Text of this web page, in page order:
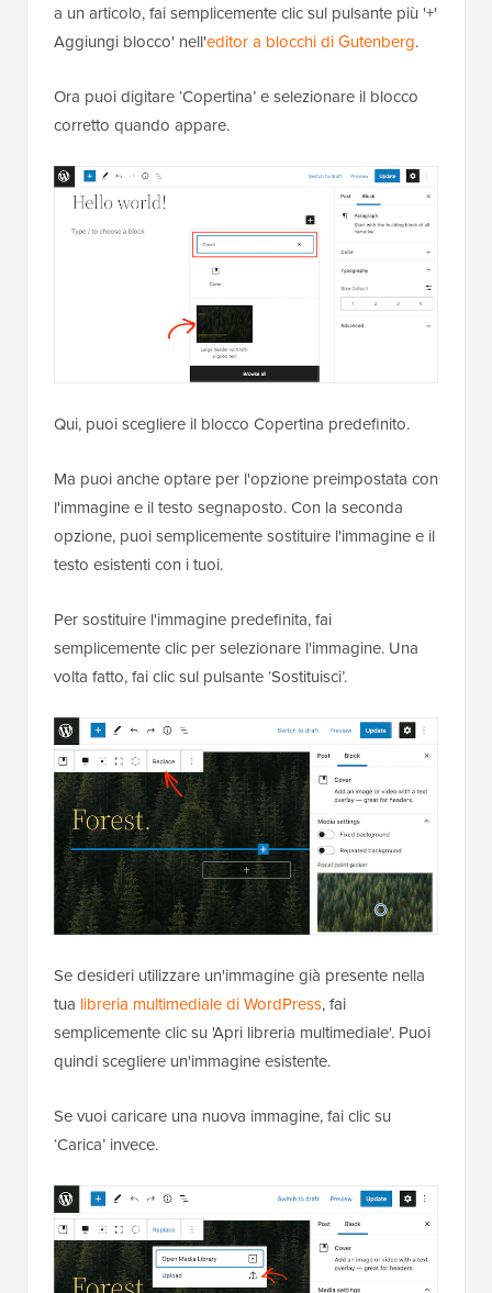
a un articolo, fai semplicemente clic sul pulsante più '+'
Aggiungi blocco' nell'editor a blocchi di Gutenberg.
Ora puoi digitare ‘Copertina’ e selezionare il blocco
corretto quando appare.
Qui, puoi scegliere il blocco Copertina predefinito.
Ma puoi anche optare per l'opzione preimpostata con
l'immagine e il testo segnaposto. Con la seconda
opzione, puoi semplicemente sostituire l'immagine e il
testo esistenti con i tuoi.
Per sostituire l'immagine predefinita, fai
semplicemente clic per selezionare l'immagine. Una
volta fatto, fai clic sul pulsante ‘Sostituisci’.
Se desideri utilizzare un'immagine già presente nella
tua libreria multimediale di WordPress, fai
semplicemente clic su 'Apri libreria multimediale'. Puoi
quindi scegliere un'immagine esistente.
Se vuoi caricare una nuova immagine, fai clic su
‘Carica’ invece.